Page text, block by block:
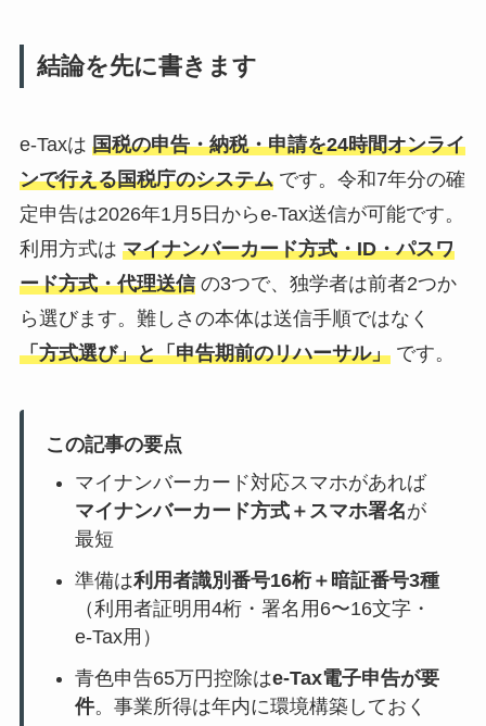
結論を先に書きます
e-Taxは 国税の申告・納税・申請を24時間オンライ
ンで行える国税庁のシステムです。令和7年分の確
定申告は2026年1月5日からe-Tax送信が可能です。
利用方式は マイナンバーカード方式・ID・パスワ
ード方式・代理送信の3つで、独学者は前者2つか
ら選びます。難しさの本体は送信手順ではなく
「方式選び」と「申告期前のリハーサル」です。
この記事の要点
マイナンバーカード対応スマホがあれば
マイナンバーカード方式＋スマホ署名が
最短
準備は利用者識別番号16桁＋暗証番号3種
（利用者証明用4桁・署名用6〜16文字・
e-Tax用）
青色申告65万円控除はe-Tax電子申告が要
件。事業所得は年内に環境構築しておく